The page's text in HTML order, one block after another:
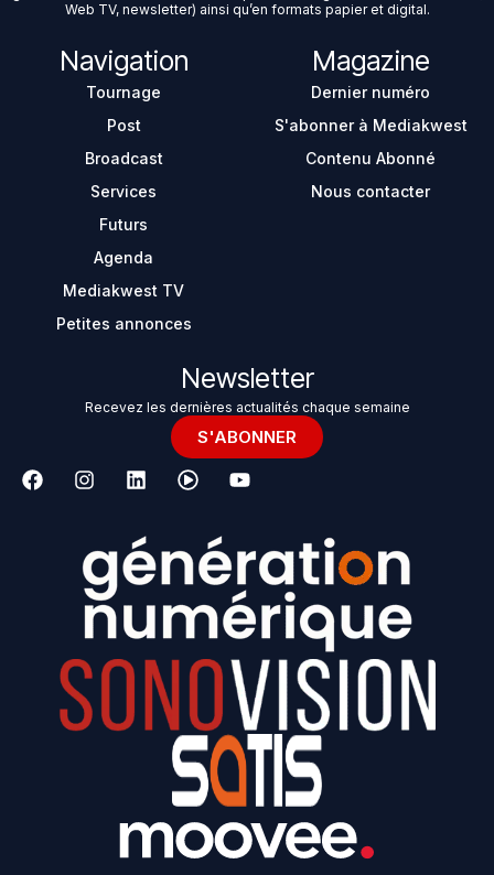
Web TV, newsletter) ainsi qu’en formats papier et digital.
Navigation
Tournage
Post
Broadcast
Services
Futurs
Agenda
Mediakwest TV
Petites annonces
Magazine
Dernier numéro
S'abonner à Mediakwest
Contenu Abonné
Nous contacter
Newsletter
Recevez les dernières actualités chaque semaine
S'ABONNER